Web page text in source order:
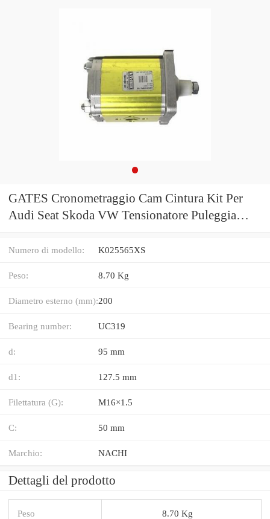
GATES Cronometraggio Cam Cintura Kit Per
Audi Seat Skoda VW Tensionatore Puleggia
Numero di modello: K025565XS
Peso: 8.70 Kg
Diametro esterno (mm):200
Bearing number: UC319
d: 95 mm
d1: 127.5 mm
Filettatura (G): M16×1.5
C: 50 mm
Marchio: NACHI
Dettagli del prodotto
Peso 8.70 Kg